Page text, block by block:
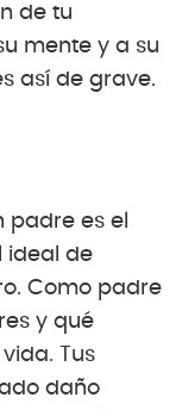
de tu
mente y a su
así de grave.
padre es el
ideal de
Como padre
y qué
Tus
daño